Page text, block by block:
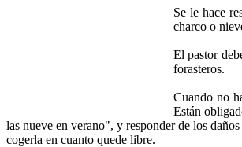
Se le hace
charco o
El pastor
forasteros.
Cuando no
Están
las nueve en verano", y responder de los
cogerla en cuanto quede libre.